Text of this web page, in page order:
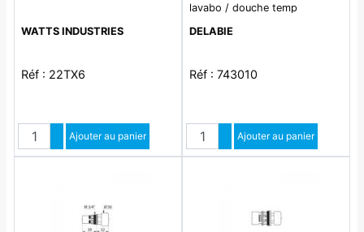
WATTS INDUSTRIES
Réf : 22TX6
QuantitéAugmenter quantité
Diminuer quantité
Ajouter au panier
lavabo / douche temp
DELABIE
Réf : 743010
QuantitéAugmenter quantité
Diminuer quantité
Ajouter au panier